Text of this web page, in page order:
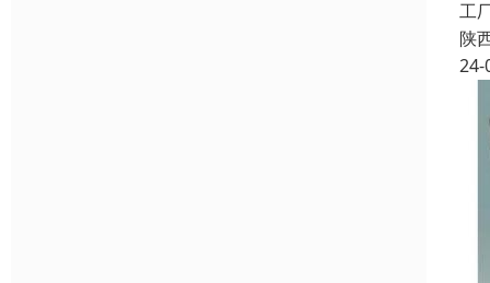
工
陕
24-